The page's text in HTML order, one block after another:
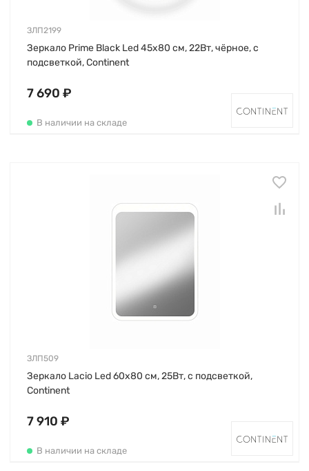
ЗЛП2199
Зеркало Prime Black Led 45х80 см, 22Вт, чёрное, с
подсветкой, Continent
7 690 ₽
В наличии на складе
ЗЛП509
Зеркало Lacio Led 60х80 см, 25Вт, с подсветкой,
Continent
7 910 ₽
В наличии на складе